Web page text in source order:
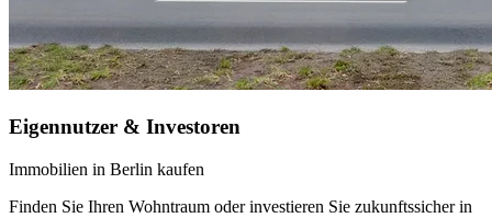
Eigennutzer & Investoren
Immobilien in Berlin kaufen
Finden Sie Ihren Wohntraum oder investieren Sie zukunftssicher in